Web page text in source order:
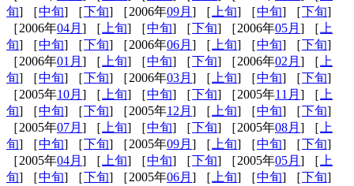
旬] ［中旬] ［ 下旬] ［2006年09月 ] ［上旬] ［中旬] ［ 下旬]
［2006年04月 ] ［上旬] ［中旬] ［ 下旬] ［2006年05月 ] ［上
旬] ［中旬] ［ 下旬] ［2006年06月 ] ［上旬] ［中旬] ［ 下旬]
［2006年01月 ] ［上旬] ［中旬] ［ 下旬] ［2006年02月 ] ［上
旬] ［中旬] ［ 下旬] ［2006年03月 ] ［上旬] ［中旬] ［ 下旬]
［2005年10月 ] ［上旬] ［中旬] ［ 下旬] ［2005年11月 ] ［上
旬] ［中旬] ［ 下旬] ［2005年12月 ] ［上旬] ［中旬] ［ 下旬]
［2005年07月 ] ［上旬] ［中旬] ［ 下旬] ［2005年08月 ] ［上
旬] ［中旬] ［ 下旬] ［2005年09月 ] ［上旬] ［中旬] ［ 下旬]
［2005年04月 ] ［上旬] ［中旬] ［ 下旬] ［2005年05月 ] ［上
旬] ［中旬] ［ 下旬] ［2005年06月 ] ［上旬] ［中旬] ［ 下旬]